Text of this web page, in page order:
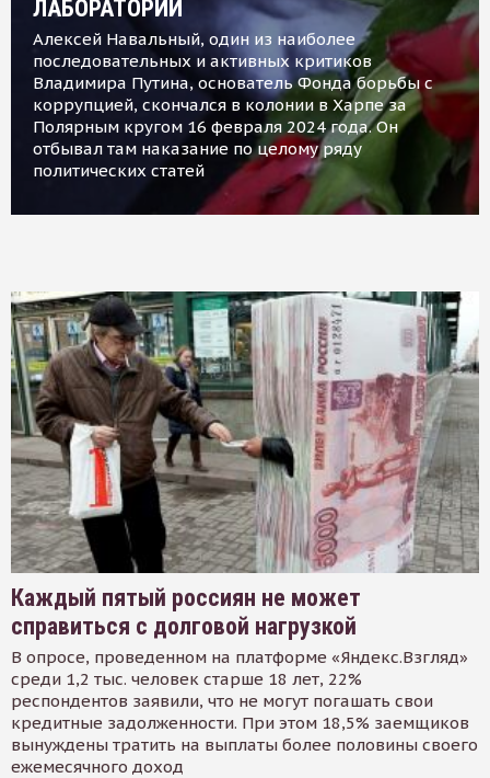
ЛАБОРАТОРИИ
Алексей Навальный, один из наиболее
последовательных и активных критиков
Владимира Путина, основатель Фонда борьбы с
коррупцией, скончался в колонии в Харпе за
Полярным кругом 16 февраля 2024 года. Он
отбывал там наказание по целому ряду
политических статей
Каждый пятый россиян не может
справиться с долговой нагрузкой
В опросе, проведенном на платформе «Яндекс.Взгляд»
среди 1,2 тыс. человек старше 18 лет, 22%
респондентов заявили, что не могут погашать свои
кредитные задолженности. При этом 18,5% заемщиков
вынуждены тратить на выплаты более половины своего
ежемесячного доход